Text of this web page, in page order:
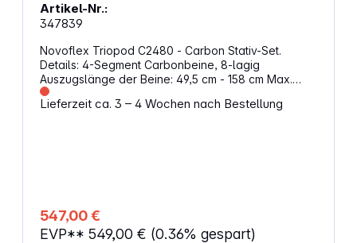
Artikel-Nr.:
347839
Novoflex Triopod C2480 - Carbon Stativ-Set.
Details: 4-Segment Carbonbeine, 8-lagig
Auszugslänge der Beine: 49,5 cm - 158 cm Max.
Arbeitshöhe: 148 cm Min. Arbeitshöhe: 6,5 cm (bei
Verwendung der austauschbaren Minibeine)
Komplettgewicht: 1450g Herausschraubbarer
Stahlspike unterhalb der Gummikappe
Austauschbare Minibeine, Einbeinstativ-Adapter QP-
Lieferzeit ca. 3 – 4 Wochen nach Bestellung
547,00 €
EVP** 549,00 € (0.36% gespart)